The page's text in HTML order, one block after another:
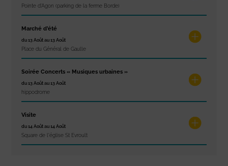
Pointe d'Agon (parking de la ferme Borde)
Marché d’été
du 13 Août au 13 Août
Place du Général de Gaulle
Soirée Concerts « Musiques urbaines »
du 13 Août au 13 Août
hippodrome
Visite
du 14 Août au 14 Août
Square de l'église St Evroult